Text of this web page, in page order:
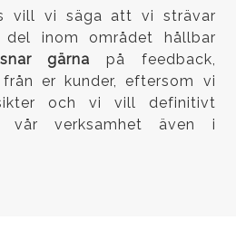
vill vi säga att vi strävar
inom området hållbar
gärna på feedback,
er kunder, eftersom vi
och vi vill definitivt
vår verksamhet även i